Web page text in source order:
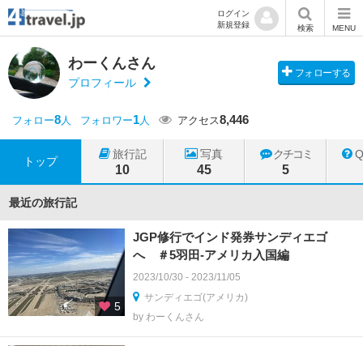
ログイン
新規登録
検索 MENU
わーくんさん
プロフィール
フォローする
フォロー8人 フォロワー1人 アクセス8,446
トップ
旅行記
10
写真
45
クチコミ
5
最近の旅行記
5
JGP修行でインド発券サンディエゴ
へ ＃5羽田-アメリカ入国編
2023/10/30 - 2023/11/05
サンディエゴ(アメリカ)
by わーくんさん